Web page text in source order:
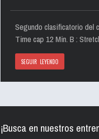
Segundo clasificatorio del
Time cap 12 Min. B :
SEGUIR LEYENDO
¡Busca en nuestros